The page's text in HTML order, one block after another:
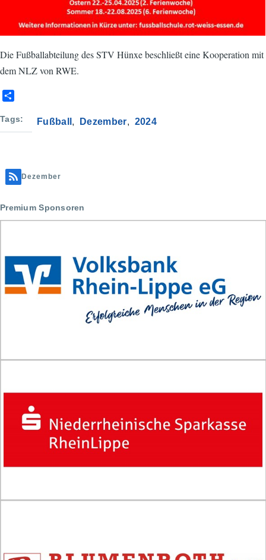
Die Fußballabteilung des STV Hünxe beschließt eine Kooperation mit
dem NLZ von RWE.
a
Tags Fußball Dezember 2024
Dezember
Premium Sponsoren